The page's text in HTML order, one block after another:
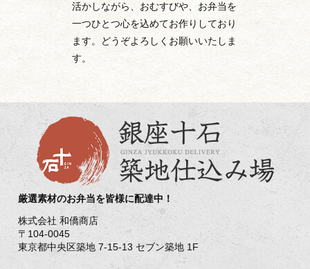
活かしながら、おむすびや、お弁当を
一つひとつ心を込めてお作りしており
ます。どうぞよろしくお願いいたしま
す。
厳選素材のお弁当を皆様に配達中！
株式会社 和僑商店
〒104-0045
東京都中央区築地 7-15-13 セブン築地 1F